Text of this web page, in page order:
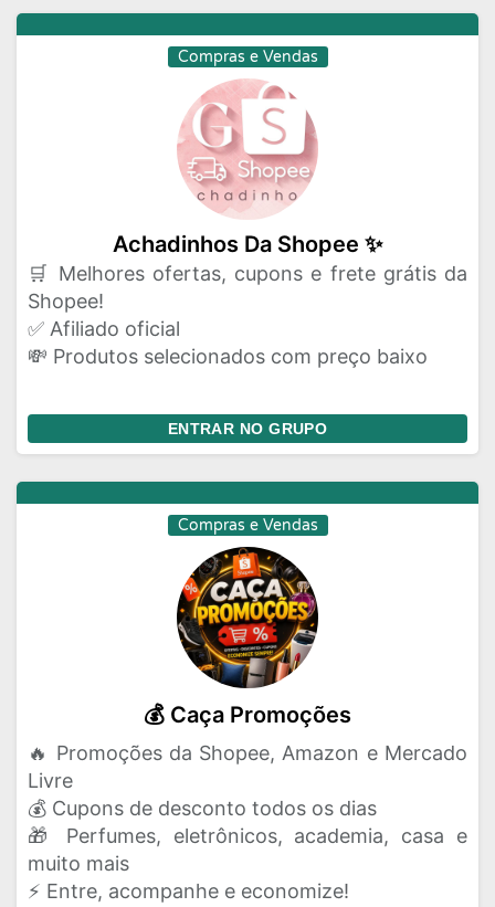
Compras e Vendas
Achadinhos Da Shopee ✨
🛒 Melhores ofertas, cupons e frete grátis da
Shopee!
✅ Afiliado oficial
💸 Produtos selecionados com preço baixo
ENTRAR NO GRUPO
Compras e Vendas
💰 Caça Promoções
🔥 Promoções da Shopee, Amazon e Mercado
Livre
💰 Cupons de desconto todos os dias
🎁 Perfumes, eletrônicos, academia, casa e
muito mais
⚡ Entre, acompanhe e economize!